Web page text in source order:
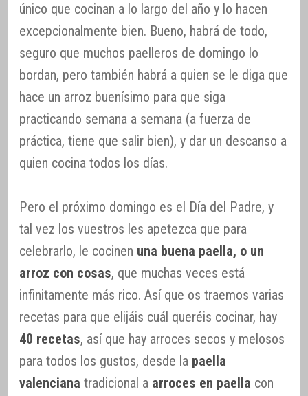
único que cocinan a lo largo del año y lo hacen
excepcionalmente bien. Bueno, habrá de todo,
seguro que muchos paelleros de domingo lo
bordan, pero también habrá a quien se le diga que
hace un arroz buenísimo para que siga
practicando semana a semana (a fuerza de
práctica, tiene que salir bien), y dar un descanso a
quien cocina todos los días.
Pero el próximo domingo es el Día del Padre, y
tal vez los vuestros les apetezca que para
celebrarlo, le cocinen una buena paella, o un
arroz con cosas, que muchas veces está
infinitamente más rico. Así que os traemos varias
recetas para que elijáis cuál queréis cocinar, hay
40 recetas, así que hay arroces secos y melosos
para todos los gustos, desde la paella
valenciana tradicional a arroces en paella con